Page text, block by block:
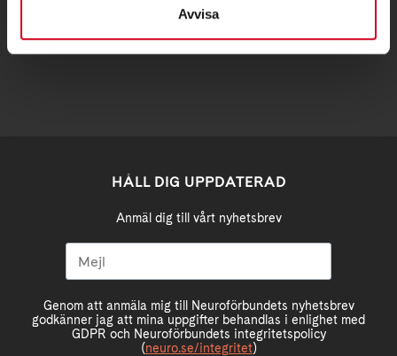
Avvisa
HÅLL DIG UPPDATERAD
Anmäl dig till vårt nyhetsbrev
Genom att anmäla mig till Neuroförbundets nyhetsbrev
godkänner jag att mina uppgifter behandlas i enlighet med
GDPR och Neuroförbundets integritetspolicy
(neuro.se/integritet)